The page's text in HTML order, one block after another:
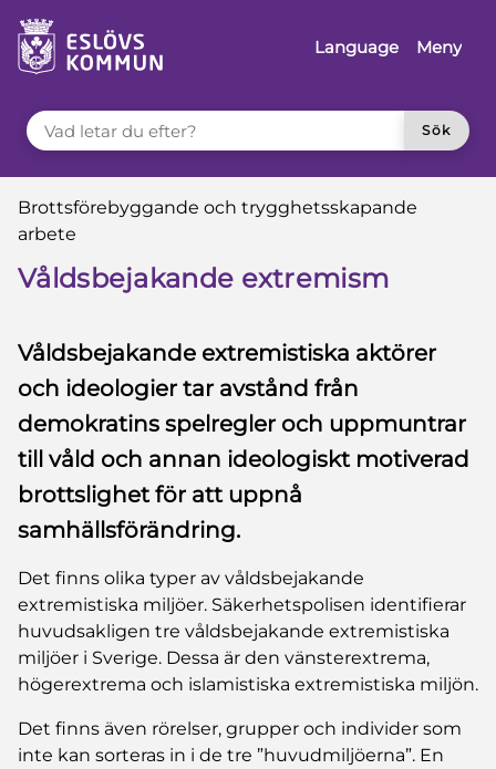
till innehåll
till sidomeny
Language
Meny
VAD LETAR DU EFTER?
Sök
Du är här:
Brottsförebyggande och trygghetsskapande
arbete
Våldsbejakande extremism
Våldsbejakande extremistiska aktörer
och ideologier tar avstånd från
demokratins spelregler och uppmuntrar
till våld och annan ideologiskt motiverad
brottslighet för att uppnå
samhällsförändring.
Det finns olika typer av våldsbejakande
extremistiska miljöer. Säkerhetspolisen identifierar
huvudsakligen tre våldsbejakande extremistiska
miljöer i Sverige. Dessa är den vänsterextrema,
högerextrema och islamistiska extremistiska miljön.
Det finns även rörelser, grupper och individer som
inte kan sorteras in i de tre ”huvudmiljöerna”. En